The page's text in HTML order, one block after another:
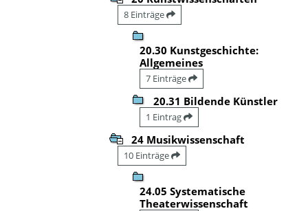
8 Einträge
20.30 Kunstgeschichte:
Allgemeines
7 Einträge
20.31 Bildende Künstler
1 Eintrag
24 Musikwissenschaft
10 Einträge
24.05 Systematische
Theaterwissenschaft